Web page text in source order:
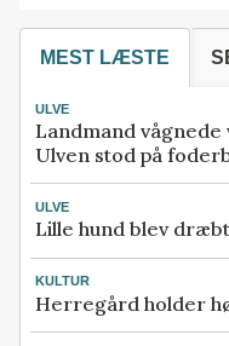
MEST LÆSTE
ULVE
Landmand
Ulven stod på
ULVE
Lille hund blev
KULTUR
Herregård holder